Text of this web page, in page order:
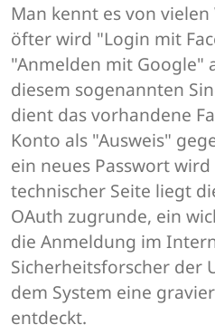
Man kennt es von
öfter wird "Login mit
"Anmelden mit Google"
diesem sogenannten
dient das vorhandene
Konto als "Ausweis"
ein neues Passwort
technischer Seite liegt
OAuth zugrunde, ein
die Anmeldung im
Sicherheitsforscher der
dem System eine
entdeckt.